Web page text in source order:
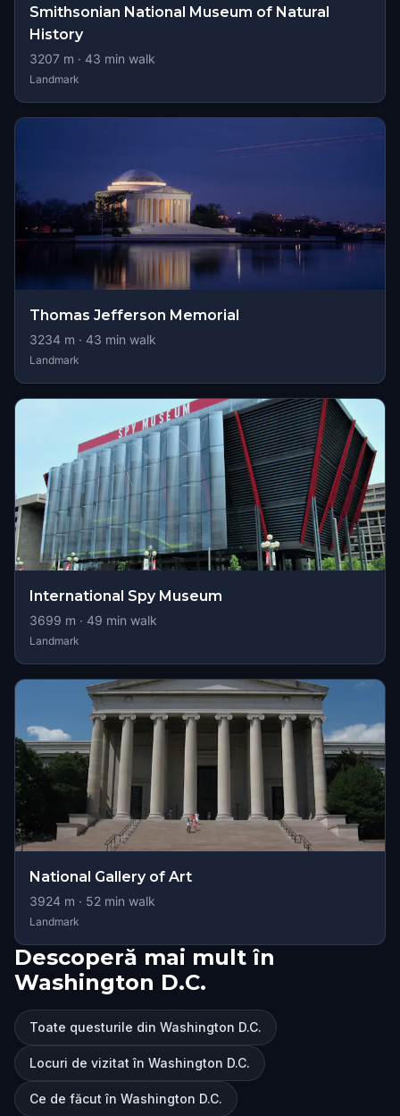
Smithsonian National Museum of Natural
History
3207 m · 43 min walk
Landmark
Thomas Jefferson Memorial
3234 m · 43 min walk
Landmark
International Spy Museum
3699 m · 49 min walk
Landmark
National Gallery of Art
3924 m · 52 min walk
Landmark
Descoperă mai mult în
Washington D.C.
Toate questurile din Washington D.C.
Locuri de vizitat în Washington D.C.
Ce de făcut în Washington D.C.